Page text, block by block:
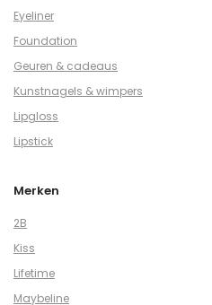
Eyeliner
Foundation
Geuren & cadeaus
Kunstnagels & wimpers
Lipgloss
Lipstick
Merken
2B
Kiss
Lifetime
Maybeline